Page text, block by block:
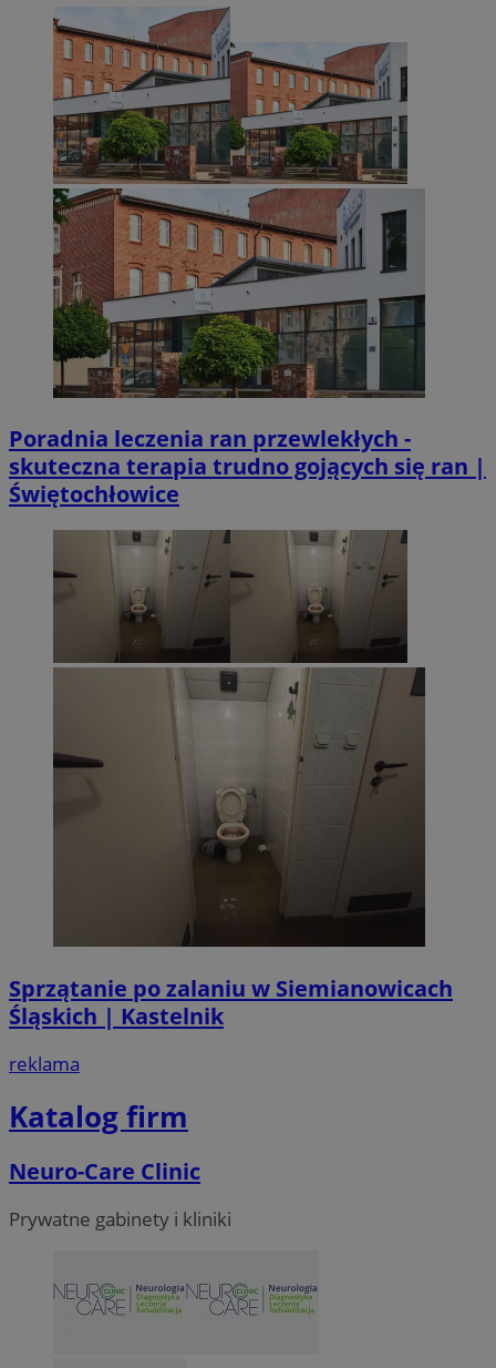
Poradnia leczenia ran przewlekłych -
skuteczna terapia trudno gojących się ran |
Świętochłowice
Sprzątanie po zalaniu w Siemianowicach
Śląskich | Kastelnik
reklama
Katalog firm
Neuro-Care Clinic
Prywatne gabinety i kliniki